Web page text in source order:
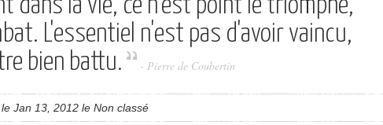
dans la vie, ce n'est point le triomphe,
L'essentiel n'est pas d'avoir vaincu,
bien battu.
- Pierre de Coubertin
Jan 13, 2012 le Non classé